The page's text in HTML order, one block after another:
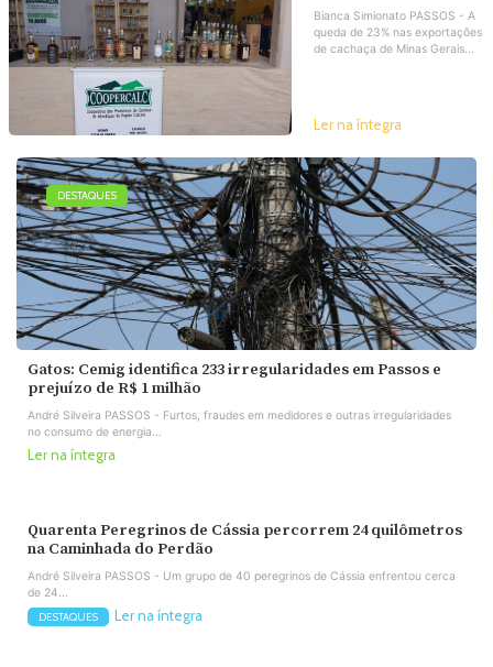
Bianca Simionato PASSOS - A
queda de 23% nas exportações
de cachaça de Minas Gerais...
Ler na íntegra
DESTAQUES
Gatos: Cemig identifica 233 irregularidades em Passos e
prejuízo de R$ 1 milhão
André Silveira PASSOS - Furtos, fraudes em medidores e outras irregularidades
no consumo de energia...
Ler na íntegra
Quarenta Peregrinos de Cássia percorrem 24 quilômetros
na Caminhada do Perdão
André Silveira PASSOS - Um grupo de 40 peregrinos de Cássia enfrentou cerca
de 24...
DESTAQUES Ler na íntegra